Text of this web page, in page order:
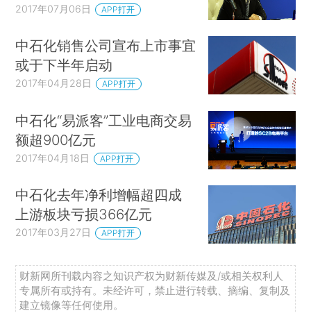
2017年07月06日 APP打开
中石化销售公司宣布上市事宜
或于下半年启动
2017年04月28日 APP打开
中石化“易派客”工业电商交易
额超900亿元
2017年04月18日 APP打开
中石化去年净利增幅超四成
上游板块亏损366亿元
2017年03月27日 APP打开
财新网所刊载内容之知识产权为财新传媒及/或相关权利人
专属所有或持有。未经许可，禁止进行转载、摘编、复制及
建立镜像等任何使用。